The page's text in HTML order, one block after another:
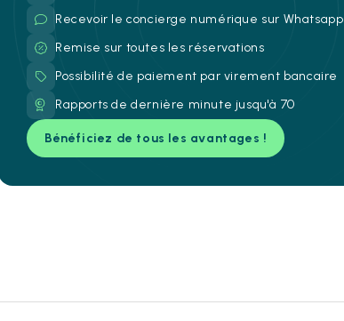
Recevoir le concierge numérique sur Whatsapp
Remise sur toutes les réservations
Possibilité de paiement par virement bancaire
Rapports de dernière minute jusqu'à 70
Bénéficiez de tous les avantages !